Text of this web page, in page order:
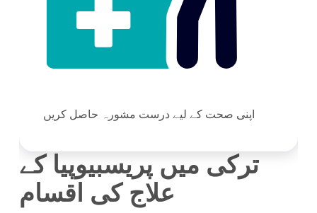
اپنی صحت کے لیے درست مشورہ حاصل کریں
ترکی میں پریسبیوپیا کے
علاج کی اقسام